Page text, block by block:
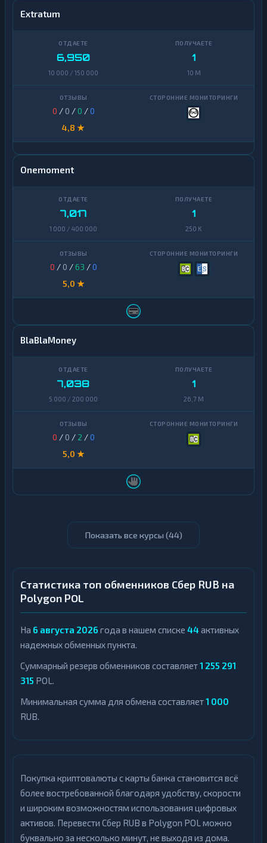
Extratum
6,950
10 000 / 150 000
1
10 M
0 / 0 /0 /0
4,8 ★
Onemoment
7,017
1 000 / 400 000
1
250 K
0 / 0 /63 /0
5,0 ★
BlaBlaMoney
7,038
5 000 / 200 000
1
26,7 M
0 / 0 / 2 /0
5,0 ★
Показать все курсы (44)
Статистика топ обменников Сбер RUB на
Polygon POL
На 6 августа 2026 года в нашем списке 44активных
надежных обменных пункта.
Суммарный резерв обменников составляет1 255 291
315 POL.
Минимальная сумма для обмена составляет1 000
RUB.
Покупка криптовалюты с карты банка становится всё
более востребованной благодаря удобству, скорости
и широким возможностям использования цифровых
активов. Перевести Сбер RUB в Polygon POL можно
буквально за несколько минут, не выходя из дома.